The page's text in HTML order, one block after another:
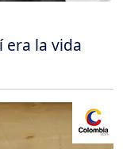
era la vida